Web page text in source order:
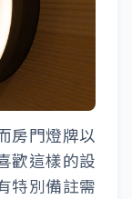
房門燈牌以
歡這樣的設
特別備註需